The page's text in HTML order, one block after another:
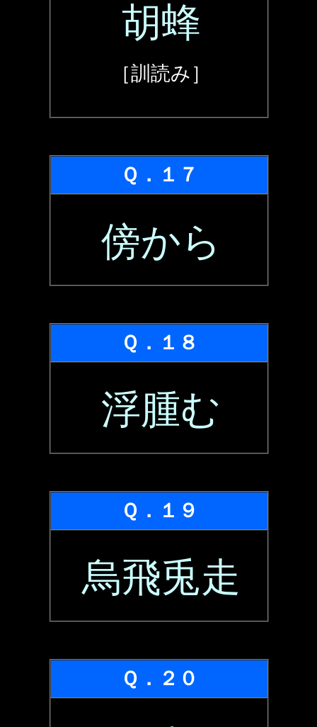
胡蜂
［訓読み］
Ｑ．１７
傍から
Ｑ．１８
浮腫む
Ｑ．１９
烏飛兎走
Ｑ．２０